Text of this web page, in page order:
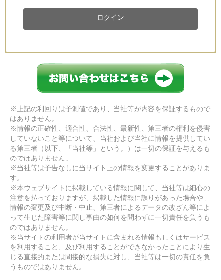
ログイン
※上記の利回りは予測値であり、当社等が内容を保証するもので
はありません。
※情報の正確性、適合性、合法性、最新性、第三者の権利を侵害
していないこと等について、当社および当社に情報を提供してい
る第三者（以下、「当社等」という。）は一切の保証を与えるも
のではありません。
※当社等は予告なしに当サイト上の情報を変更することがありま
す。
※本ウェブサイトに掲載している情報に関して、当社等は細心の
注意を払っておりますが、掲載した情報に誤りがあった場合や、
情報の変更及び中断・中止、第三者によるデータの改ざん等によ
って生じた障害等に関し事由の如何を問わずに一切責任を負うも
のではありません。
※当サイトの利用者が当サイトに含まれる情報もしくはサービス
を利用すること、及び利用することができなかったことにより生
じる直接的または間接的な損失に対し、当社等は一切の責任を負
うものではありません。